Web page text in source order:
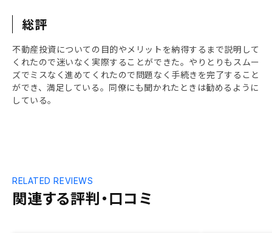
総評
不動産投資についての目的やメリットを納得するまで説明して
くれたので迷いなく実際することができた。やりとりもスムー
ズでミスなく進めてくれたので問題なく手続きを完了すること
ができ、満足している。同僚にも聞かれたときは勧めるように
している。
関連する評判・口コミ
RELATED REVIEWS